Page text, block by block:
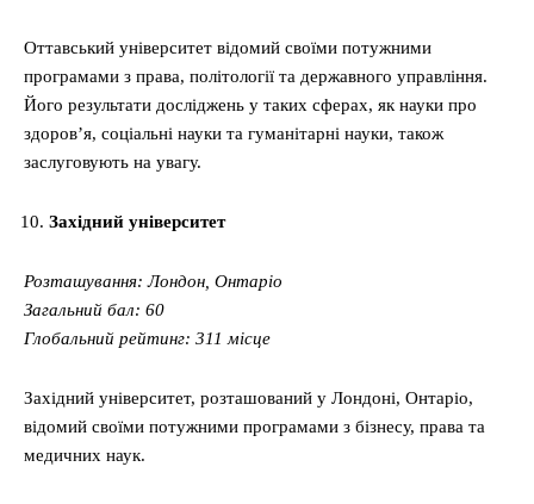
Оттавський університет відомий своїми потужними
програмами з права, політології та державного управління.
Його результати досліджень у таких сферах, як науки про
здоров’я, соціальні науки та гуманітарні науки, також
заслуговують на увагу.
Західний університет
Розташування: Лондон, Онтаріо
Загальний бал: 60
Глобальний рейтинг: 311 місце
Західний університет, розташований у Лондоні, Онтаріо,
відомий своїми потужними програмами з бізнесу, права та
медичних наук.